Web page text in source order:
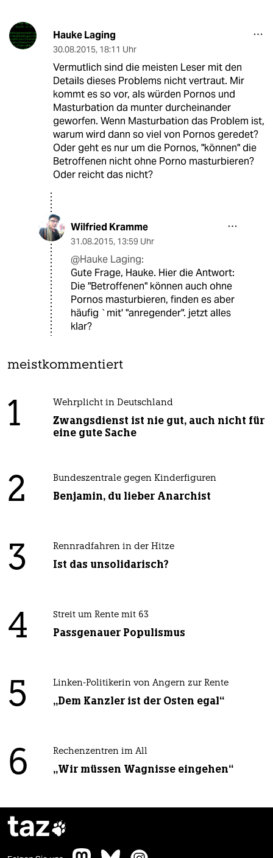
Hauke Laging
30.08.2015, 18:11 Uhr
Vermutlich sind die meisten Leser mit den
Details dieses Problems nicht vertraut. Mir
kommt es so vor, als würden Pornos und
Masturbation da munter durcheinander
geworfen. Wenn Masturbation das Problem ist,
warum wird dann so viel von Pornos geredet?
Oder geht es nur um die Pornos, "können" die
Betroffenen nicht ohne Porno masturbieren?
Oder reicht das nicht?
Wilfried Kramme
31.08.2015, 13:59 Uhr
@Hauke Laging:
Gute Frage, Hauke. Hier die Antwort:
Die "Betroffenen" können auch ohne
Pornos masturbieren, finden es aber
häufig `mit' "anregender". jetzt alles
klar?
meistkommentiert
1 Wehrplicht in Deutschland
Zwangsdienst ist nie gut, auch nicht für
eine gute Sache
2 Bundeszentrale gegen Kinderfiguren
Benjamin, du lieber Anarchist
3 Rennradfahren in der Hitze
Ist das unsolidarisch?
4 Streit um Rente mit 63
Passgenauer Populismus
5 Linken-Politikerin von Angern zur Rente
„Dem Kanzler ist der Osten egal“
6 Rechenzentren im All
„Wir müssen Wagnisse eingehen“
taz